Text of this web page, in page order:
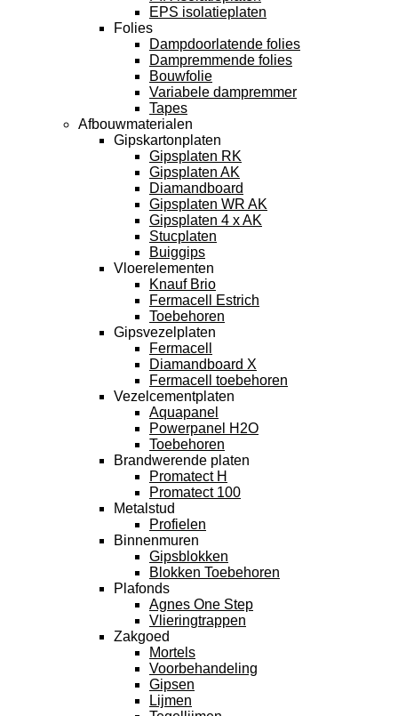
EPS isolatieplaten
Folies
Dampdoorlatende folies
Dampremmende folies
Bouwfolie
Variabele dampremmer
Tapes
Afbouwmaterialen
Gipskartonplaten
Gipsplaten RK
Gipsplaten AK
Diamandboard
Gipsplaten WR AK
Gipsplaten 4 x AK
Stucplaten
Buiggips
Vloerelementen
Knauf Brio
Fermacell Estrich
Toebehoren
Gipsvezelplaten
Fermacell
Diamandboard X
Fermacell toebehoren
Vezelcementplaten
Aquapanel
Powerpanel H2O
Toebehoren
Brandwerende platen
Promatect H
Promatect 100
Metalstud
Profielen
Binnenmuren
Gipsblokken
Blokken Toebehoren
Plafonds
Agnes One Step
Vlieringtrappen
Zakgoed
Mortels
Voorbehandeling
Gipsen
Lijmen